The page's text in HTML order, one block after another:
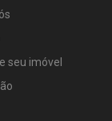
seu imóvel